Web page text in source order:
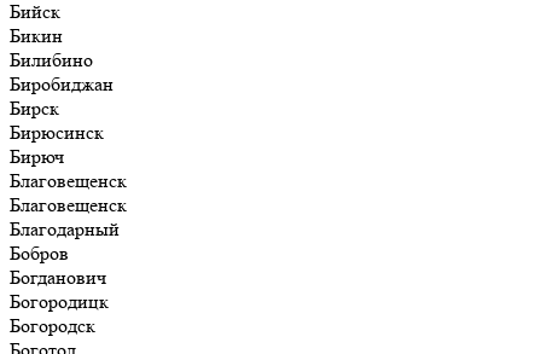
Бийск
Бикин
Билибино
Биробиджан
Бирск
Бирюсинск
Бирюч
Благовещенск
Благовещенск
Благодарный
Бобров
Богданович
Богородицк
Богородск